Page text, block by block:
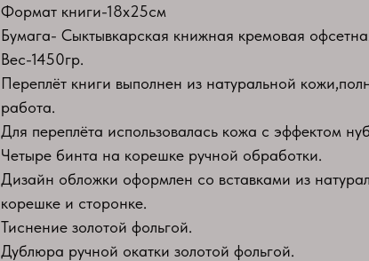
Формат книги-18х25см
Бумага- Сыктывкарская книжная кремовая
Вес-1450гр.
Переплёт книги выполнен из натуральной
работа.
Для переплёта использовалась кожа с эффектом
Четыре бинта на корешке ручной обработки.
Дизайн обложки оформлен со вставками из
корешке и сторонке.
Тиснение золотой фольгой.
Дублюра ручной окатки золотой фольгой.